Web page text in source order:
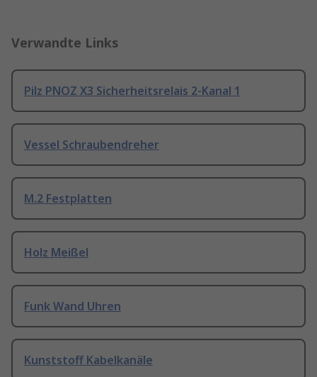
Verwandte Links
Pilz PNOZ X3 Sicherheitsrelais 2-Kanal 1
Vessel Schraubendreher
M.2 Festplatten
Holz Meißel
Funk Wand Uhren
Kunststoff Kabelkanäle